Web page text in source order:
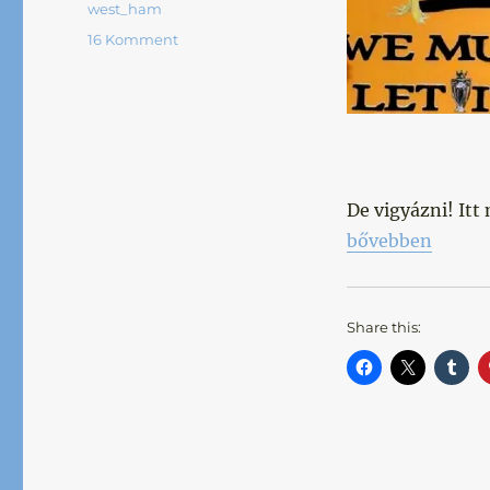
De vigyázni! Itt
„Még egy lépés”
bővebben
Share this:
west_ham
16 Komment